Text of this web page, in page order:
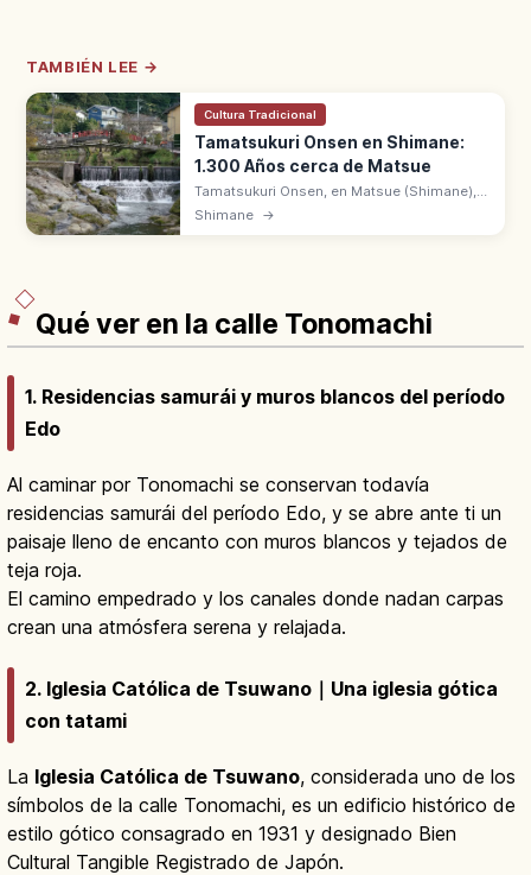
TAMBIÉN LEE →
Cultura Tradicional
Tamatsukuri Onsen en Shimane:
1.300 Años cerca de Matsue
Tamatsukuri Onsen, en Matsue (Shimane),
tiene 1.300 años de historia desde el Izumo
Shimane →
Qué ver en la calle Tonomachi
1. Residencias samurái y muros blancos del período
Edo
Al caminar por Tonomachi se conservan todavía
residencias samurái del período Edo, y se abre ante ti un
paisaje lleno de encanto con muros blancos y tejados de
teja roja.
El camino empedrado y los canales donde nadan carpas
crean una atmósfera serena y relajada.
2. Iglesia Católica de Tsuwano｜Una iglesia gótica
con tatami
La Iglesia Católica de Tsuwano, considerada uno de los
símbolos de la calle Tonomachi, es un edificio histórico de
estilo gótico consagrado en 1931 y designado Bien
Cultural Tangible Registrado de Japón.